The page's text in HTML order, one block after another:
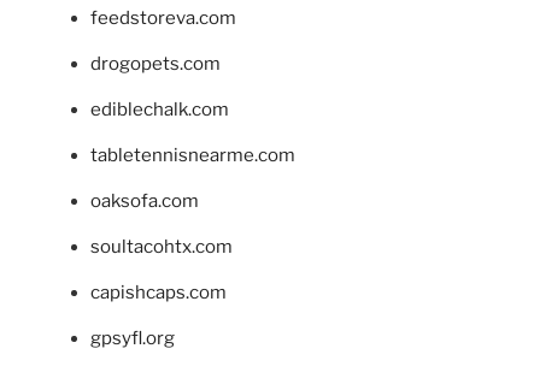
feedstoreva.com
drogopets.com
ediblechalk.com
tabletennisnearme.com
oaksofa.com
soultacohtx.com
capishcaps.com
gpsyfl.org